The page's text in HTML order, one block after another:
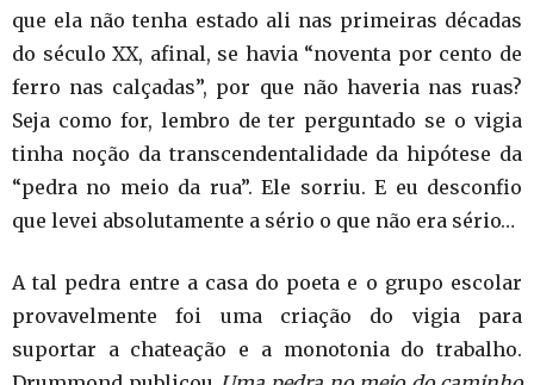
que ela não tenha estado ali nas primeiras décadas
do século XX, afinal, se havia “noventa por cento de
ferro nas calçadas”, por que não haveria nas ruas?
Seja como for, lembro de ter perguntado se o vigia
tinha noção da transcendentalidade da hipótese da
“pedra no meio da rua”. Ele sorriu. E eu desconfio
que levei absolutamente a sério o que não era sério…
A tal pedra entre a casa do poeta e o grupo escolar
provavelmente foi uma criação do vigia para
suportar a chateação e a monotonia do trabalho.